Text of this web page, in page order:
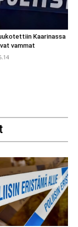
Kaarinassa
vammat